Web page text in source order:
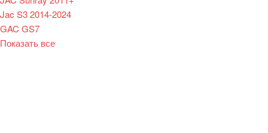
Jac S3 2014-2024
GAC GS7
Показать все